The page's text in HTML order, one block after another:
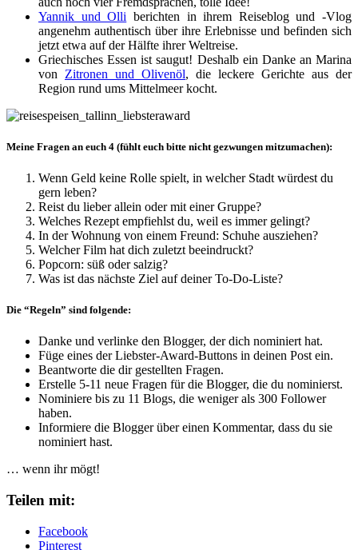
Yannik und Olli berichten in ihrem Reiseblog und -Vlog
angenehm authentisch über ihre Erlebnisse und befinden sich
jetzt etwa auf der Hälfte ihrer Weltreise.
Griechisches Essen ist saugut! Deshalb ein Danke an Marina
von Zitronen und Olivenöl, die leckere Gerichte aus der
Region rund ums Mittelmeer kocht.
Meine Fragen an euch 4 (fühlt euch bitte nicht gezwungen mitzumachen):
Wenn Geld keine Rolle spielt, in welcher Stadt würdest du
gern leben?
Reist du lieber allein oder mit einer Gruppe?
Welches Rezept empfiehlst du, weil es immer gelingt?
In der Wohnung von einem Freund: Schuhe ausziehen?
Welcher Film hat dich zuletzt beeindruckt?
Popcorn: süß oder salzig?
Was ist das nächste Ziel auf deiner To-Do-Liste?
Die “Regeln” sind folgende:
Danke und verlinke den Blogger, der dich nominiert hat.
Füge eines der Liebster-Award-Buttons in deinen Post ein.
Beantworte die dir gestellten Fragen.
Erstelle 5-11 neue Fragen für die Blogger, die du nominierst.
Nominiere bis zu 11 Blogs, die weniger als 300 Follower
haben.
Informiere die Blogger über einen Kommentar, dass du sie
nominiert hast.
… wenn ihr mögt!
Teilen mit:
Facebook
Pinterest